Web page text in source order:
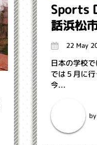
Sports
話浜松
22 May
日本の学校
では５月に
今...
by